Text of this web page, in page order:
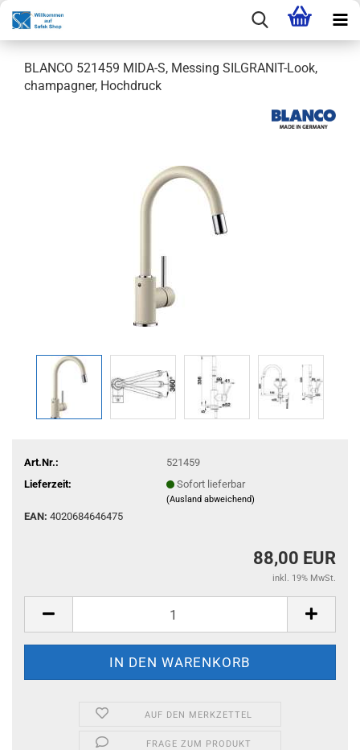
BLANCO 521459 MIDA-S, Messing SILGRANIT-Look,
champagner, Hochdruck
Art.Nr.:
521459
Lieferzeit:
Sofort lieferbar
(Ausland abweichend)
EAN: 4020684646475
88,00 EUR
inkl. 19% MwSt.
AUF DEN MERKZETTEL
FRAGE ZUM PRODUKT